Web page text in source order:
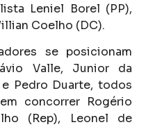
Leniel Borel (PP),
Coelho (DC).
se posicionam
Valle, Junior da
Pedro Duarte, todos
concorrer Rogério
(Rep), Leonel de